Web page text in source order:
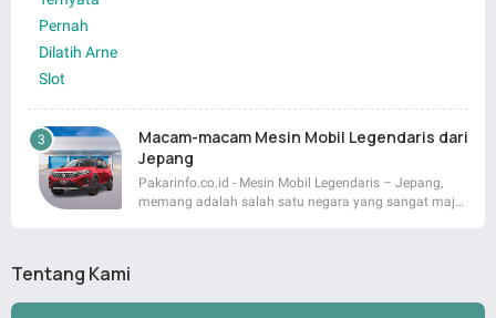
Macam-macam Mesin Mobil Legendaris dari
Jepang
Pakarinfo.co.id - Mesin Mobil Legendaris – Jepang,
memang adalah salah satu negara yang sangat maj…
Tentang Kami